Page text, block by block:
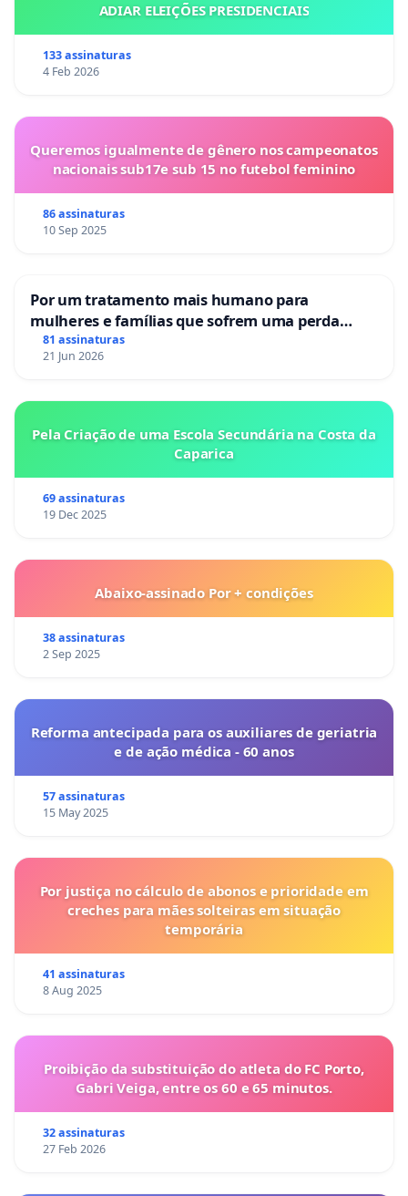
ADIAR ELEIÇÕES PRESIDENCIAIS
133 assinaturas
4 Feb 2026
Queremos igualmente de gênero nos campeonatos
nacionais sub17e sub 15 no futebol feminino
86 assinaturas
10 Sep 2025
Por um tratamento mais humano para
mulheres e famílias que sofrem uma perda
gestacional nos hospitais portugueses
81 assinaturas
21 Jun 2026
Pela Criação de uma Escola Secundária na Costa da
Caparica
69 assinaturas
19 Dec 2025
Abaixo-assinado Por + condições
38 assinaturas
2 Sep 2025
Reforma antecipada para os auxiliares de geriatria
e de ação médica - 60 anos
57 assinaturas
15 May 2025
Por justiça no cálculo de abonos e prioridade em
creches para mães solteiras em situação
temporária
41 assinaturas
8 Aug 2025
Proibição da substituição do atleta do FC Porto,
Gabri Veiga, entre os 60 e 65 minutos.
32 assinaturas
27 Feb 2026